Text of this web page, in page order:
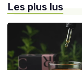
Les plus lus